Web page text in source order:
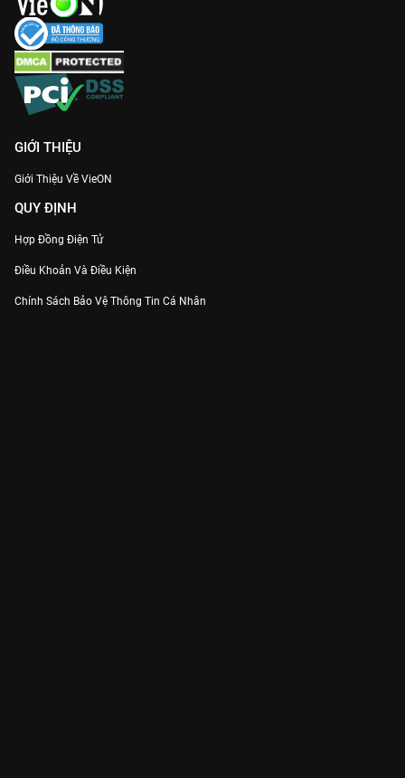
GIỚI THIỆU
Giới Thiệu Về VieON
QUY ĐỊNH
Hợp Đồng Điện Tử
Điều Khoản Và Điều Kiện
Chính Sách Bảo Vệ Thông Tin Cá Nhân